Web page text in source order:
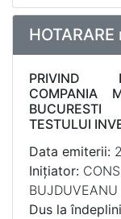
PRIVIND
COMPANIA
TESTULUI
Data emiterii:
Inițiator:
BUJDUVEANU
Dus la